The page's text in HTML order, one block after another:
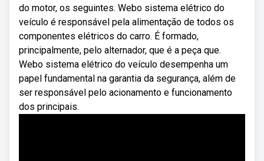
do motor, os seguintes. Webo sistema elétrico do
veículo é responsável pela alimentação de todos os
componentes elétricos do carro. É formado,
principalmente, pelo alternador, que é a peça que.
Webo sistema elétrico do veículo desempenha um
papel fundamental na garantia da segurança, além de
ser responsável pelo acionamento e funcionamento
dos principais.